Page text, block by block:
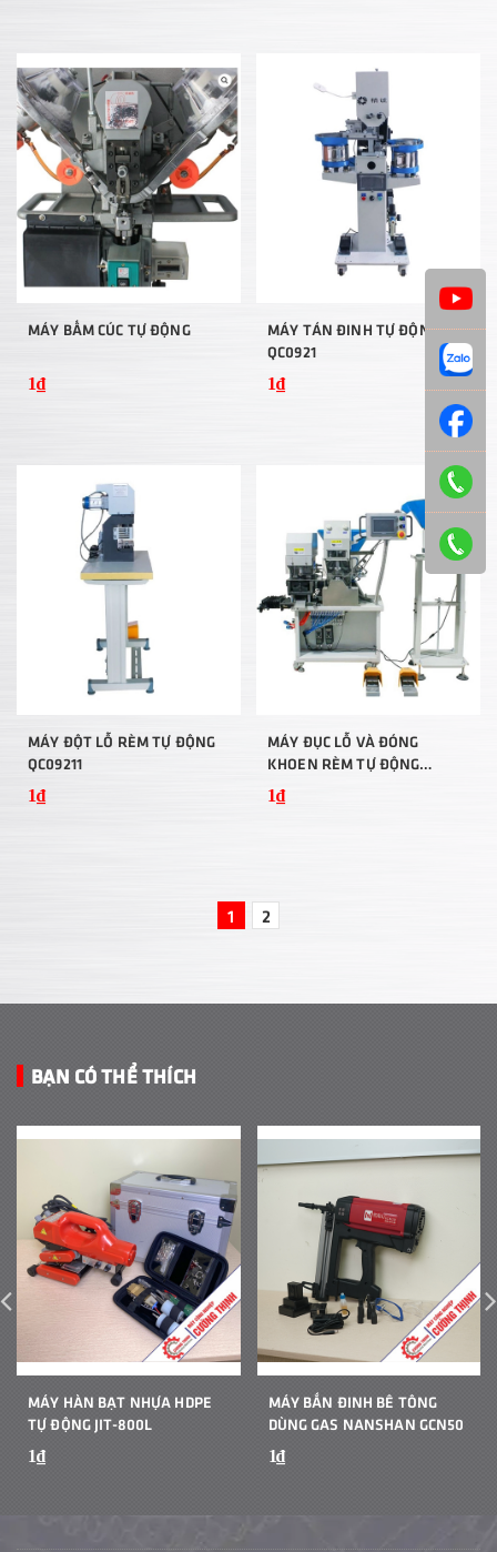
MÁY BẤM CÚC TỰ ĐỘNG
1₫
MÁY TÁN ĐINH TỰ ĐỘNG
QC0921
1₫
MÁY ĐỘT LỖ RÈM TỰ ĐỘNG
QC09211
1₫
MÁY ĐỤC LỖ VÀ ĐÓNG
KHOEN RÈM TỰ ĐỘNG
QC1805A
1₫
1 2
BẠN CÓ THỂ THÍCH
MÁY HÀN BẠT NHỰA HDPE
TỰ ĐỘNG JIT-800L
1₫
MÁY BẮN ĐINH BÊ TÔNG
DÙNG GAS NANSHAN GCN50
1₫